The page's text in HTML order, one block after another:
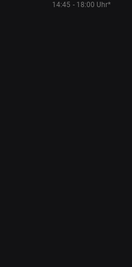
14:45 - 18:00 Uhr*